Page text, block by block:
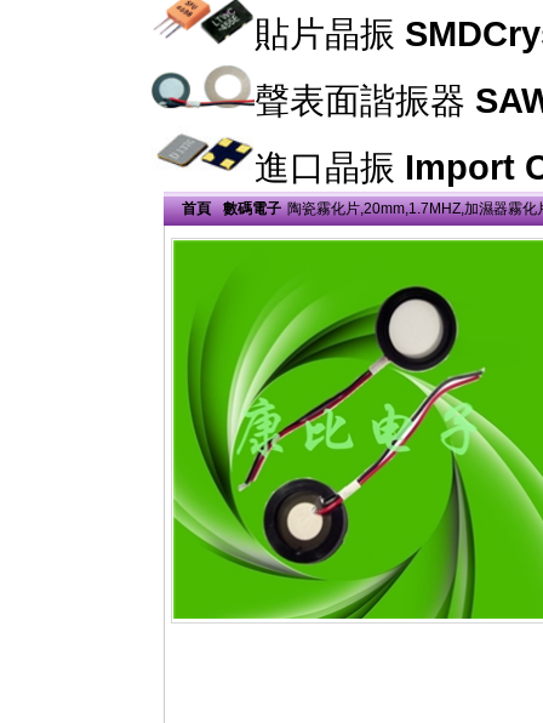
貼片晶振
聲表面諧振器
進口晶振 Import
首頁 數碼電子 陶瓷霧化片,20mm,1.7MHZ,加濕器霧化